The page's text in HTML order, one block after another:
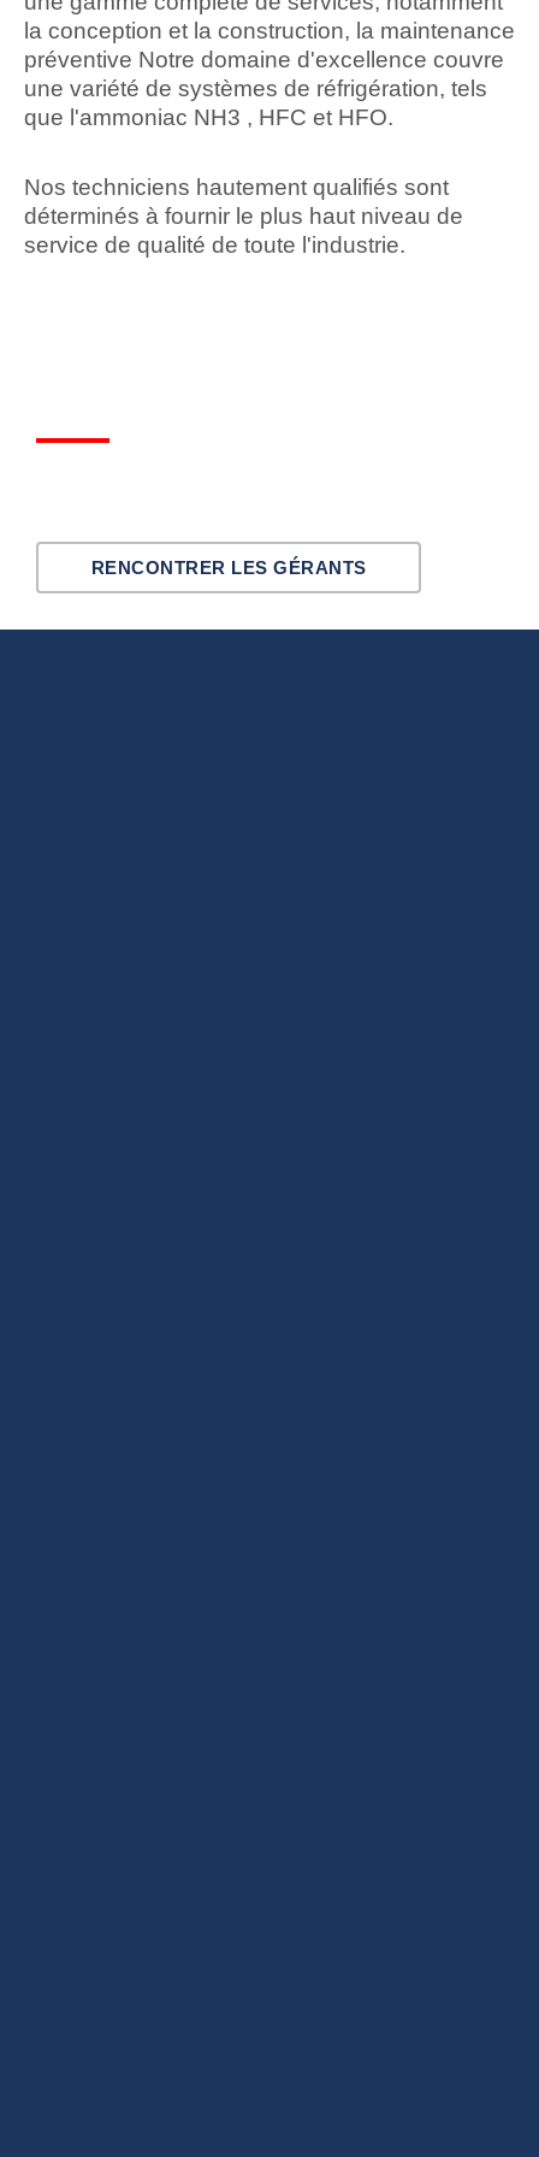
la conception et la construction, la maintenance
préventive Notre domaine d'excellence couvre
une variété de systèmes de réfrigération, tels
que l'ammoniac NH3 , HFC et HFO.
Nos techniciens hautement qualifiés sont
déterminés à fournir le plus haut niveau de
service de qualité de toute l'industrie.
RENCONTRER LES GÉRANTS